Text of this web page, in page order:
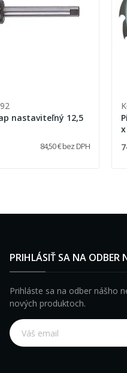
nastaviteľný 12,5
84,50 € bez DPH
PRIHLÁSIŤ SA NA ODBER
Prihláste sa na odber nášho
nových produktoch.